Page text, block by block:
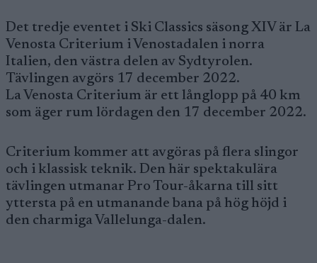
Det tredje eventet i Ski Classics säsong XIV är La
Venosta Criterium i Venostadalen i norra
Italien, den västra delen av Sydtyrolen.
Tävlingen avgörs 17 december 2022.
La Venosta Criterium är ett långlopp på 40 km
som äger rum lördagen den 17 december 2022.
Criterium kommer att avgöras på flera slingor
och i klassisk teknik. Den här spektakulära
tävlingen utmanar Pro Tour-åkarna till sitt
yttersta på en utmanande bana på hög höjd i
den charmiga Vallelunga-dalen.